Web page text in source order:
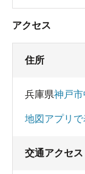
アクセス
住所
兵庫県神戸
地図アプリで
交通アクセス